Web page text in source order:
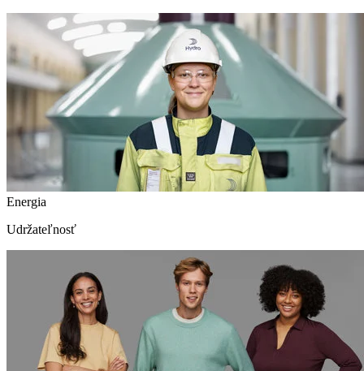
Energia
Udržateľnosť